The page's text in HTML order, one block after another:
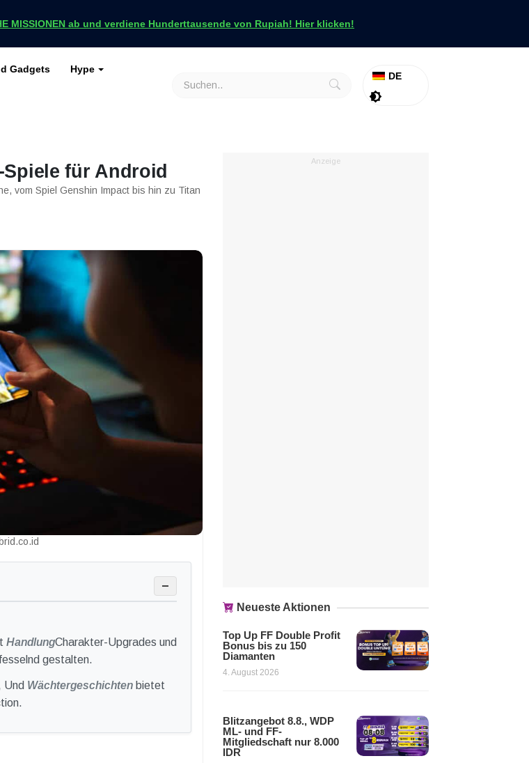
MISSIONEN ab und verdiene Hunderttausende von Rupiah! Hier klicken!
Gadgets Hype
DE
für Android
vom Spiel Genshin Impact bis hin zu Titan
−
HandlungCharakter-Upgrades und
gestalten.
Und Wächtergeschichten bietet
Anzeige
Neueste Aktionen
Top Up FF Double Profit
Bonus bis zu 150
Diamanten
4. August 2026
Blitzangebot 8.8., WDP
ML- und FF-
Mitgliedschaft nur 8.000
IDR